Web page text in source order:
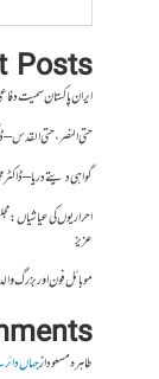
Posts
ایران پاکستان سمیت
حتی النصر ، حتی القدس –
گواہی دیتے دریا –
احراریوں کی عیاشیاں :
عزیز
موبائل فون اور بزرگ
طاہرہ مسعودازجہاں